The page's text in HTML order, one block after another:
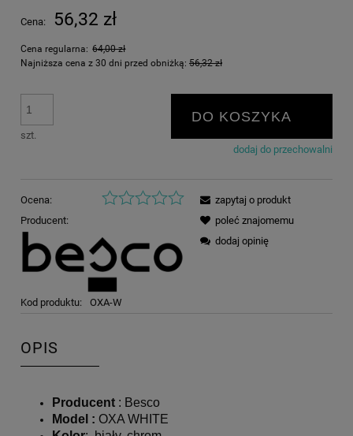
Cena: 56,32 zł
Cena regularna: 64,00 zł
Najniższa cena z 30 dni przed obniżką: 56,32 zł
szt.
DO KOSZYKA
dodaj do przechowalni
Ocena:
Producent:
Kod produktu: OXA-W
zapytaj o produkt
poleć znajomemu
dodaj opinię
OPIS
Producent : Besco
Model : OXA WHITE